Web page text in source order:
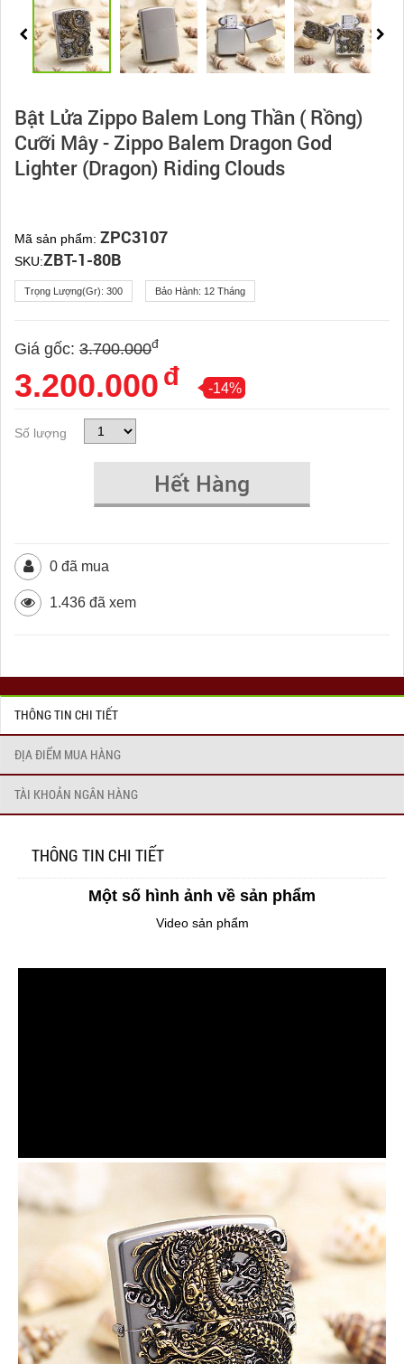
Bật Lửa Zippo Balem Long Thần ( Rồng)
Cưỡi Mây - Zippo Balem Dragon God
Lighter (Dragon) Riding Clouds
Mã sản phẩm: ZPC3107
SKU:ZBT-1-80B
Trọng Lượng(gr): 300 Bảo Hành: 12 Tháng
Giá gốc: 3.700.000đ
3.200.000 đ -14%
Số lượng
Hết Hàng
0 đã mua
1.436 đã xem
THÔNG TIN CHI TIẾT
ĐỊA ĐIỂM MUA HÀNG
TÀI KHOẢN NGÂN HÀNG
THÔNG TIN CHI TIẾT
Một số hình ảnh về sản phẩm
Video sản phẩm